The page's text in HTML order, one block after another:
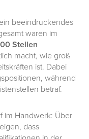
beeindruckendes
waren im
Stellen
macht, wie groß
ist. Dabei
während
betraf.
im Handwerk: Über
dass